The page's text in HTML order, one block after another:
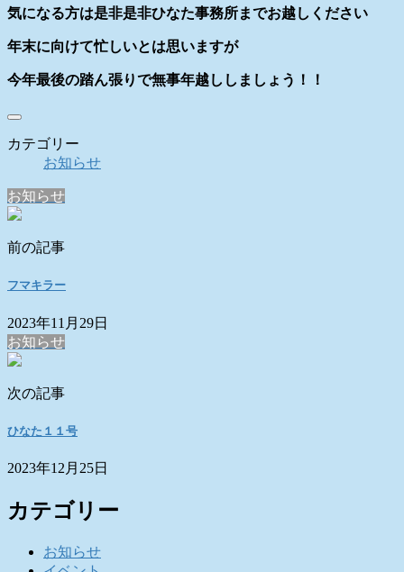
気になる方は是非是非ひなた事務所までお越しください
年末に向けて忙しいとは思いますが
今年最後の踏ん張りで無事年越ししましょう！！
カテゴリー
お知らせ
お知らせ
前の記事
フマキラー
2023年11月29日
お知らせ
次の記事
ひなた１１号
2023年12月25日
カテゴリー
お知らせ